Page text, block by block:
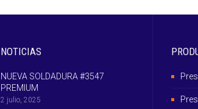
NOTICIAS
NUEVA SOLDADURA #3547
PREMIUM
2 julio, 2025